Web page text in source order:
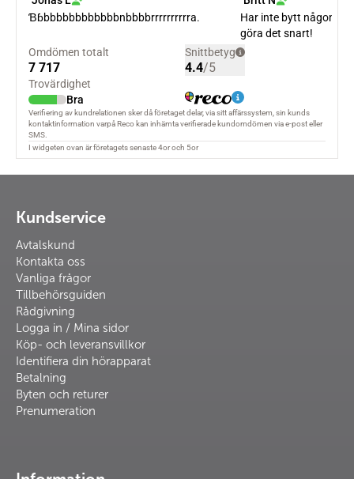
Kundservice
Avtalskund
Kontakta oss
Vanliga frågor
Tillbehörsguiden
Rådgivning
Logga in / Mina sidor
Köp- och leveransvillkor
Identifiera din hörapparat
Betalning
Byten och returer
Prenumeration